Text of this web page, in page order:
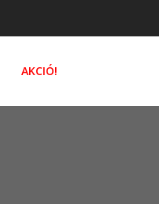
AKCIÓ!